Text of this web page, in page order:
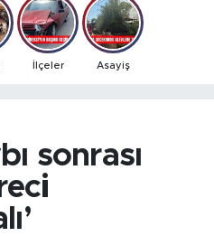
İlçeler Asayiş
sonrası
Haritası